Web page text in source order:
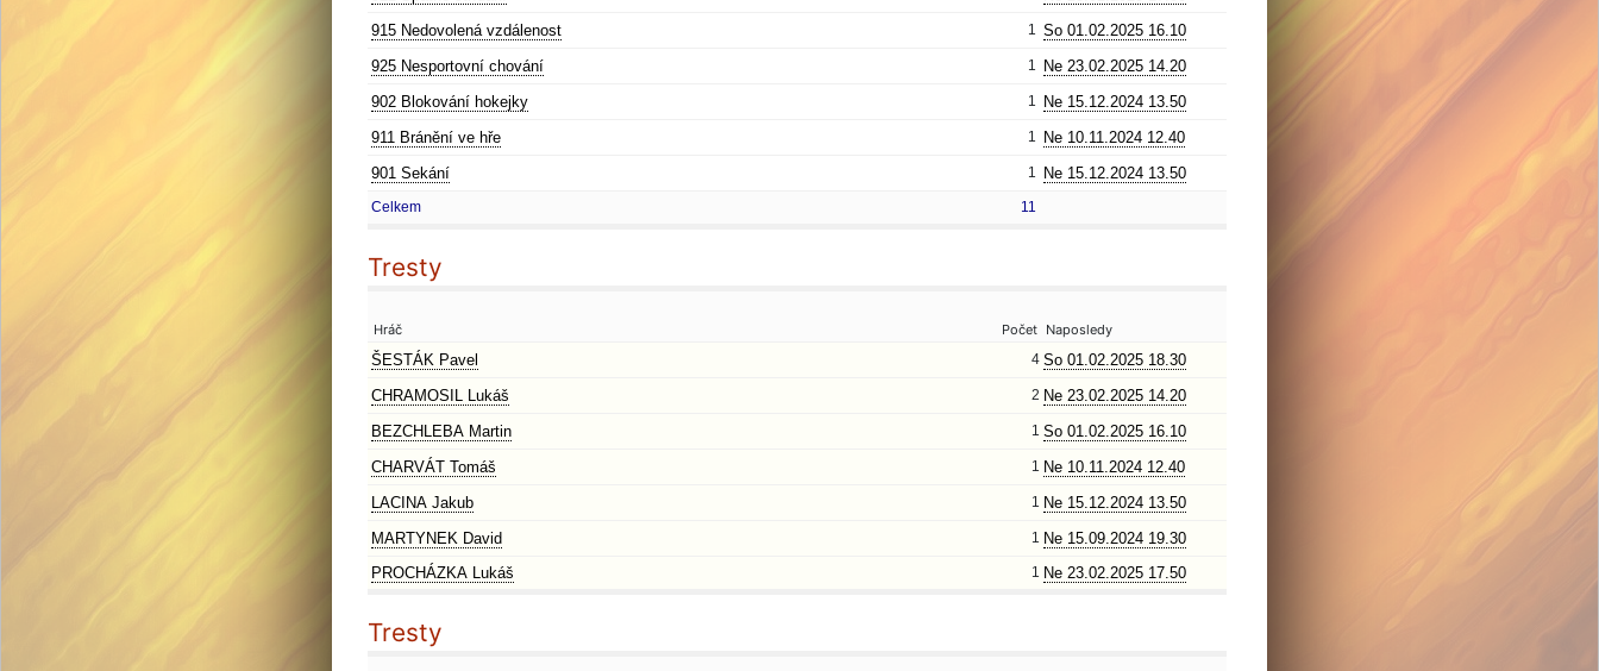
915 Nedovolená vzdálenost
1 So 01.02.2025 16.10
925 Nesportovní chování
1
Ne 23.02.2025 14.20
902 Blokování hokejky
1
Ne 15.12.2024 13.50
911 Bránění ve hře
1
Ne 10.11.2024 12.40
901 Sekání
1 Ne 15.12.2024 13.50
Celkem 11
Tresty
Hráč Počet Naposledy
ŠESTÁK Pavel 4 So 01.02.2025 18.30
CHRAMOSIL Lukáš
2 Ne 23.02.2025 14.20
BEZCHLEBA Martin
1 So 01.02.2025 16.10
CHARVÁT Tomáš
1 Ne 10.11.2024 12.40
LACINA Jakub
1 Ne 15.12.2024 13.50
MARTYNEK David
1 Ne 15.09.2024 19.30
PROCHÁZKA Lukáš
1 Ne 23.02.2025 17.50
Tresty